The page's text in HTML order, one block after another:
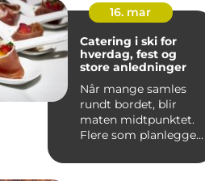
16. mar
Catering i ski for
hverdag, fest og
store anledninger
Når mange samles
rundt bordet, blir
maten midtpunktet.
Flere som planlegger
...